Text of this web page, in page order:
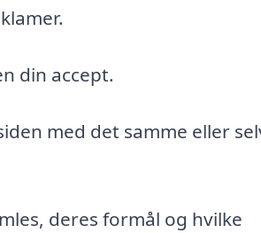
din accept.
med det samme eller
deres formål og hvilke